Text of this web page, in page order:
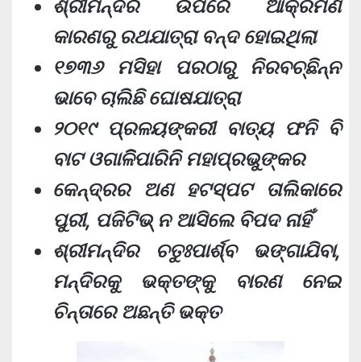
ଶ୍ରୀମନ୍ଦିର ଉପରେ ଆକ୍ରମଣ
କାରଣରୁ ରଥଯାତ୍ରା ବନ୍ଦ ହୋଇଥିଲା
୧୭୩୬ ମସିହା ପରଠାରୁ ନିରବଚ୍ଛିନ୍ନ
ଭାବେ ଚାଲିଛି ଘୋଷଯାତ୍ରା
୨୦୧୯ ପ୍ରଳୟଙ୍କରୀ ବାତ୍ୟ ଫନି ବି
ବାଟ ଓଗାଳିିପାରିନି ମହାପ୍ରଭୁଙ୍କର
କେନ୍ଦ୍ରର ଅଣ ହଟସ୍ପଟ ତାଲିକାରେ
ପୁରୀ, ପଜିଟିଭ୍ ନ ଆସିଲେ ବିପଦ ନାହିଁ
ଶ୍ରୀମନ୍ଦିର ଚତୁଃପାର୍ଶ୍ବ ଭଙ୍ଗାଯିବା,
ମନ୍ଦିରକୁ ଭକ୍ତଙ୍କୁ ବାରଣ ନେଇ
ଚିନ୍ତାରେ ଅଛନ୍ତି ଭକ୍ତ